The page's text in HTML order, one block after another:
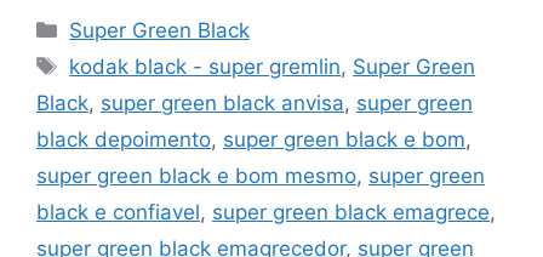
Categorias
Super Green Black
Tags
kodak black - super gremlin, Super Green
Black, super green black anvisa, super green
black depoimento, super green black e bom,
super green black e bom mesmo, super green
black e confiavel, super green black emagrece,
super green black emagrecedor, super green